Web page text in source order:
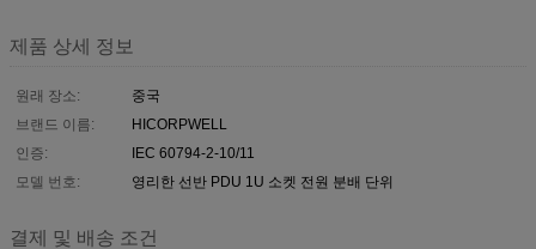
제품 상세 정보
원래 장소:
중국
브랜드 이름:
HICORPWELL
인증:
IEC 60794-2-10/11
모델 번호:
영리한 선반 PDU 1U 소켓 전원 분배 단위
결제 및 배송 조건